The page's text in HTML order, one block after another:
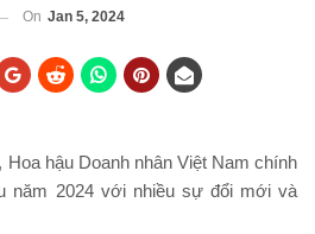
On Jan 5, 2024
Hoa hậu Doanh nhân Việt Nam chính
năm 2024 với nhiều sự đổi mới và